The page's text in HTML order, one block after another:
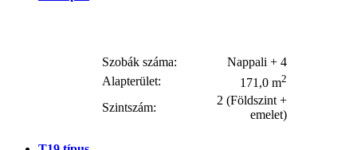
Szobák száma:
Nappali + 4
Alapterület:
171,0 m2
Szintszám:
2 (Földszint +
emelet)